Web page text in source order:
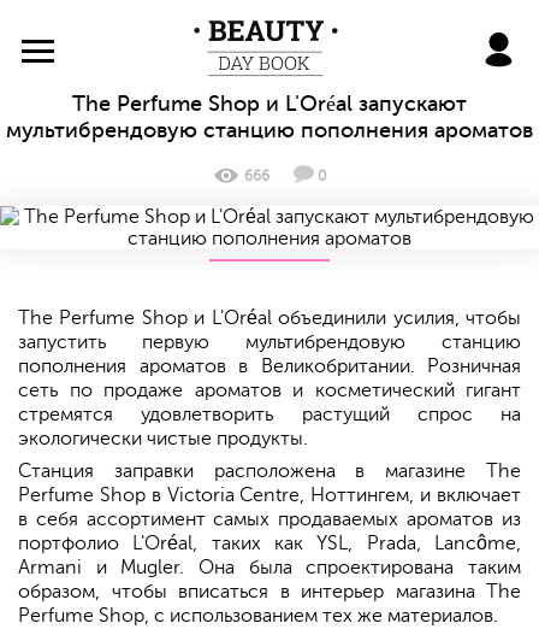
BeautyDayBook
The Perfume Shop и L'Oréal запускают
мультибрендовую станцию пополнения ароматов
666 0
The Perfume Shop и L'Oréal объединили усилия, чтобы
запустить первую мультибрендовую станцию
пополнения ароматов в Великобритании. Розничная
сеть по продаже ароматов и косметический гигант
стремятся удовлетворить растущий спрос на
экологически чистые продукты.
Станция заправки расположена в магазине The
Perfume Shop в Victoria Centre, Ноттингем, и включает
в себя ассортимент самых продаваемых ароматов из
портфолио L'Oréal, таких как YSL, Prada, Lancôme,
Armani и Mugler. Она была спроектирована таким
образом, чтобы вписаться в интерьер магазина The
Perfume Shop, с использованием тех же материалов.